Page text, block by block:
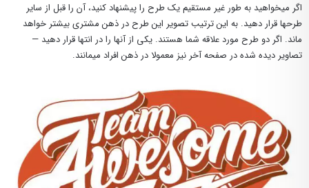
اگر میخواهید به طور غیر مستقیم یک طرح را پیشنهاد کنید، آن را قبل از سایر
طرحها قرار دهید. به این ترتیب تصویر این طرح در ذهن مشتری بیشتر خواهد
ماند. اگر دو طرح مورد علاقه شما هستند. یکی از آنها را در انتها قرار دهید —
تصاویر دیده شده در صفحه آخر نیز معمولا در ذهن افراد میمانند.